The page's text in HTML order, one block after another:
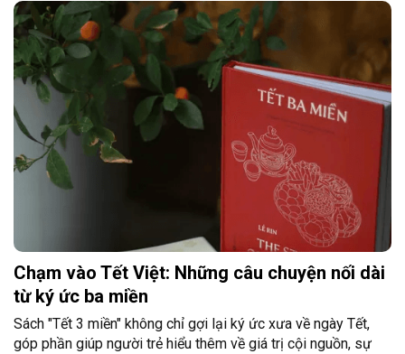
Chạm vào Tết Việt: Những câu chuyện nối dài
từ ký ức ba miền
Sách "Tết 3 miền" không chỉ gợi lại ký ức xưa về ngày Tết,
góp phần giúp người trẻ hiểu thêm về giá trị cội nguồn, sự